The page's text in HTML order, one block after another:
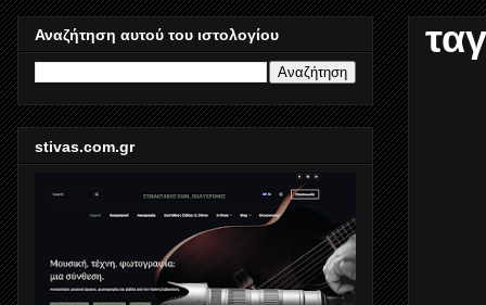
Αναζήτηση αυτού του ιστολογίου
stivas.com.gr